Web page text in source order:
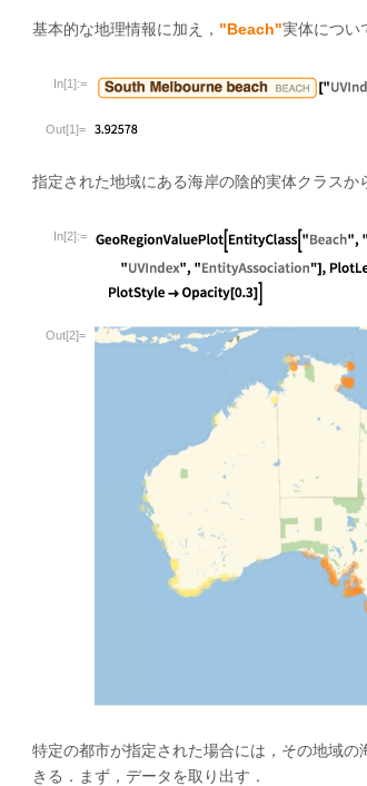
基本的な地理情報に加え， "Beach"実体につい
In[1]:=
Out[1]=
指定された地域にある海岸の陰的実体クラスか
In[2]:=
Out[2]=
特定の都市が指定された場合には，その地域
きる．まず，データを取り出す．